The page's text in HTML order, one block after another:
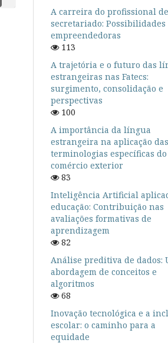
A carreira do profissional de
secretariado: Possibilidades
empreendedoras
113
A trajetória e o futuro das
estrangeiras nas Fatecs:
surgimento, consolidação e
perspectivas
100
A importância da língua
estrangeira na aplicação das
terminologias específicas do
comércio exterior
83
Inteligência Artificial
educação: Contribuição nas
avaliações formativas de
aprendizagem
82
Análise preditiva de dados:
abordagem de conceitos e
algoritmos
68
Inovação tecnológica e a
escolar: o caminho para a
equidade